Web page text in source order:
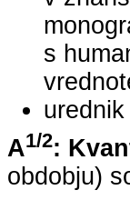
s
A1/2:
obdobju)